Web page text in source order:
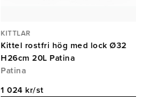
KITTLAR
Kittel rostfri hög med lock Ø32
H26cm 20L Patina
Patina
1 024 kr/st